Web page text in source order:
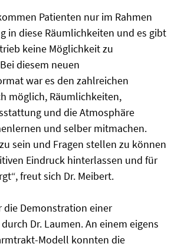
Patienten nur im Rahmen
in diese Räumlichkeiten und es gibt
keine Möglichkeit zu
diesem neuen
war es den zahlreichen
möglich, Räumlichkeiten,
und die Atmosphäre
und selber mitmachen.
sein und Fragen stellen zu können
Eindruck hinterlassen und für
freut sich Dr. Meibert.
die Demonstration einer
Dr. Laumen. An einem eigens
Modell konnten die